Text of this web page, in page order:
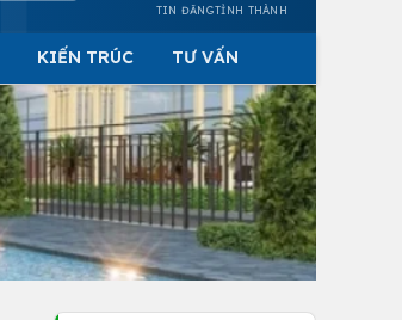
TIN ĐĂNGTỈNH THÀNH
KIẾN TRÚC TƯ VẤN